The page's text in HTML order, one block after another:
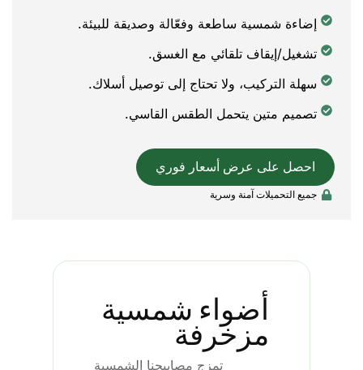
إضاءة شمسية ساطعة وفعّالة وصديقة للبيئة.
تشغيل/إيقاف تلقائي مع الغسق.
سهلة التركيب، ولا تحتاج إلى توصيل أسلاك.
تصميم متين يتحمل الطقس القاسي.
احصل على عرض أسعار فوري
جميع التحميلات آمنة وسرية
أضواء شمسية
مزخرفة
تمزج مصابيحنا الشمسية